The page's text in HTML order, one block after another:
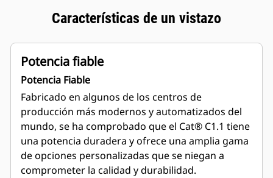
Características de un vistazo
Potencia fiable
Potencia Fiable
Fabricado en algunos de los centros de
producción más modernos y automatizados del
mundo, se ha comprobado que el Cat® C1.1 tiene
una potencia duradera y ofrece una amplia gama
de opciones personalizadas que se niegan a
comprometer la calidad y durabilidad.